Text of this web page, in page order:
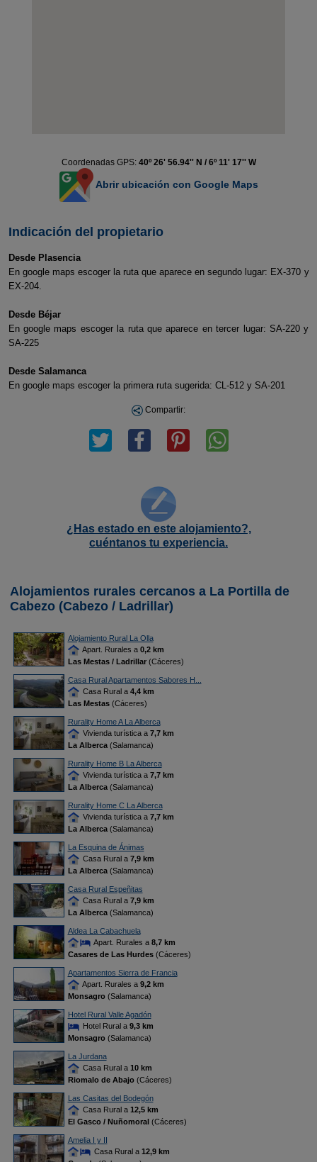
Coordenadas GPS: 40º 26' 56.94'' N / 6º 11' 17'' W
Abrir ubicación con Google Maps
Indicación del propietario
Desde Plasencia
En google maps escoger la ruta que aparece en segundo lugar: EX-370 y
EX-204.
Desde Béjar
En google maps escoger la ruta que aparece en tercer lugar: SA-220 y
SA-225
Desde Salamanca
En google maps escoger la primera ruta sugerida: CL-512 y SA-201
Compartir:
¿Has estado en este alojamiento?,
cuéntanos tu experiencia.
Alojamientos rurales cercanos a La Portilla de
Cabezo (Cabezo / Ladrillar)
Alojamiento Rural La Olla
Apart. Rurales a 0,2 km
Las Mestas / Ladrillar(Cáceres)
Casa Rural Apartamentos Sabores H...
Casa Rural a 4,4 km
Las Mestas(Cáceres)
Rurality Home A La Alberca
Vivienda turística a 7,7 km
La Alberca(Salamanca)
Rurality Home B La Alberca
Vivienda turística a 7,7 km
La Alberca(Salamanca)
Rurality Home C La Alberca
Vivienda turística a 7,7 km
La Alberca(Salamanca)
La Esquina de Ánimas
Casa Rural a 7,9 km
La Alberca(Salamanca)
Casa Rural Espeñitas
Casa Rural a 7,9 km
La Alberca(Salamanca)
Aldea La Cabachuela
Apart. Rurales a 8,7 km
Casares de Las Hurdes(Cáceres)
Apartamentos Sierra de Francia
Apart. Rurales a 9,2 km
Monsagro(Salamanca)
Hotel Rural Valle Agadón
Hotel Rural a 9,3 km
Monsagro(Salamanca)
La Jurdana
Casa Rural a 10 km
Riomalo de Abajo(Cáceres)
Las Casitas del Bodegón
Casa Rural a 12,5 km
El Gasco / Nuñomoral(Cáceres)
Amelia I y II
Casa Rural a 12,9 km